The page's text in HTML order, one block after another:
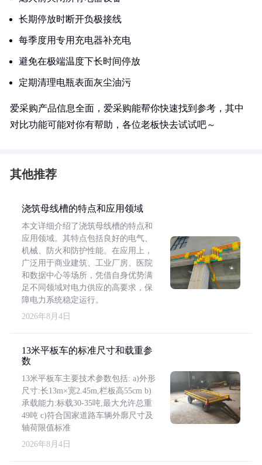
长期停放时断开负极接线
每季度用专用充电器补充电
避免在极端温度下长时间停放
定期清理电瓶表面灰尘油污
爱采购产品信息全面，爱采购能帮你快速找到参考，其中
对比功能可能对你有帮助，各位老板快去试试吧～
其他推荐
浇筑母线槽的特点和应用领域
本文详细介绍了浇筑母线槽的特点和
应用领域。其特点包括良好的电气、
机械、防火和防护性能。在应用上，
广泛用于商业建筑、工业厂房、医院
和数据中心等场所，凭借自身优势满
足不同领域对电力供应的高要求，保
障电力系统稳定运行。
2026年8月4日
13米平板车的标准尺寸和载重参
数
13米平板车主要技术参数包括: a)外形
尺寸:长13m×宽2.45m,栏板高55cm b)
承载能力:标载30-35吨,最大允许总重
49吨 c)符合国家道路车辆外廓尺寸及
轴荷限值标准
2026年8月4日